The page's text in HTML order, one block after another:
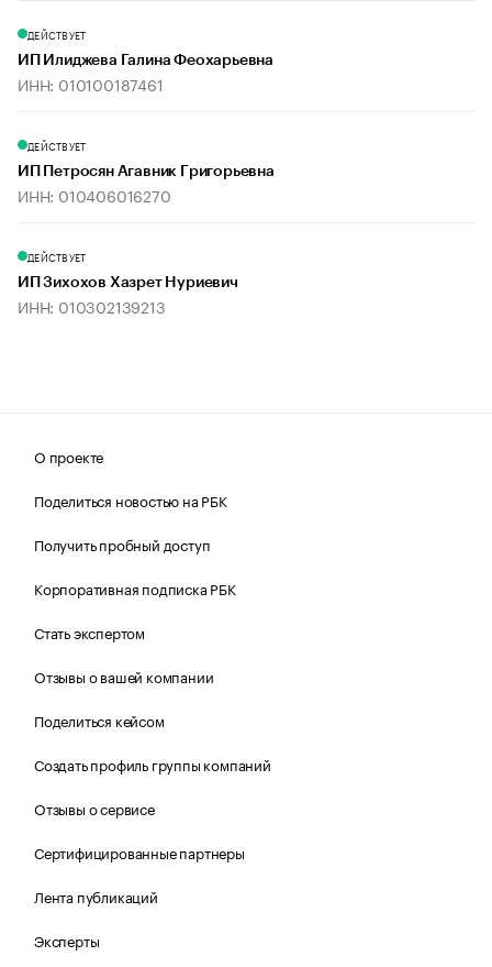
ДЕЙСТВУЕТ
ИП Илиджева Галина Феохарьевна
ИНН: 010100187461
ДЕЙСТВУЕТ
ИП Петросян Агавник Григорьевна
ИНН: 010406016270
ДЕЙСТВУЕТ
ИП Зихохов Хазрет Нуриевич
ИНН: 010302139213
О проекте
Поделиться новостью на РБК
Получить пробный доступ
Корпоративная подписка РБК
Стать экспертом
Отзывы о вашей компании
Поделиться кейсом
Создать профиль группы компаний
Отзывы о сервисе
Сертифицированные партнеры
Лента публикаций
Эксперты